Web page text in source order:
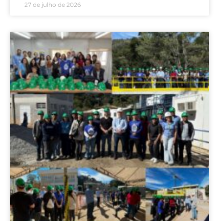
27 de julho de 2026